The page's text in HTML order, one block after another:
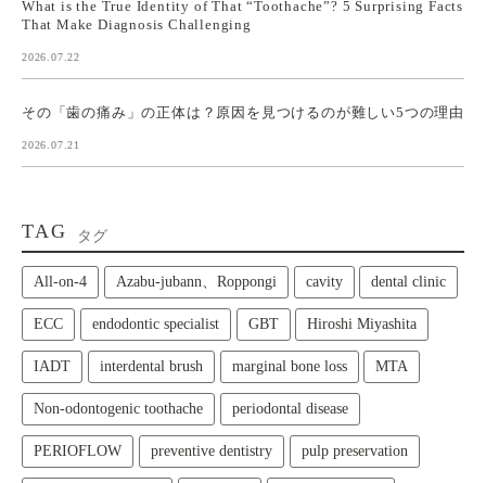
What is the True Identity of That “Toothache”? 5 Surprising Facts
That Make Diagnosis Challenging
2026.07.22
その「歯の痛み」の正体は？原因を見つけるのが難しい5つの理由
2026.07.21
TAG タグ
All‑on‑4 Azabu-jubann、Roppongi cavity dental clinic
ECC endodontic specialist GBT Hiroshi Miyashita
IADT interdental brush marginal bone loss MTA
Non-odontogenic toothache periodontal disease
PERIOFLOW preventive dentistry pulp preservation